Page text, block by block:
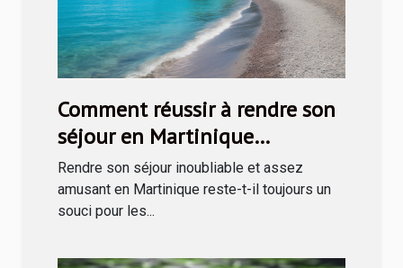
Comment réussir à rendre son
séjour en Martinique
inoubliable ?
Rendre son séjour inoubliable et assez
amusant en Martinique reste-t-il toujours un
souci pour les...